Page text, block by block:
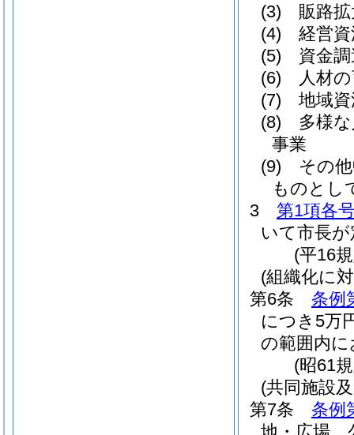
(3)
販路
(4)
経営
(5)
資金
(6)
人材
(7)
地域
(8)
多様
事業
(9)
その
ものとし
3
第1項各
いて市長
(平16
(組織化に
第6条
条例
につき5万
の範囲内
(昭61
(共同施設
第7条
条例